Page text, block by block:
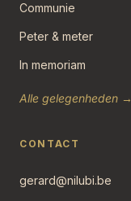
Communie
Peter & meter
In memoriam
Alle gelegenheden →
CONTACT
gerard@nilubi.be